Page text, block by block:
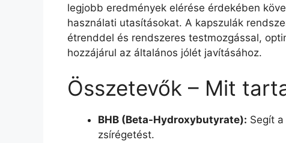
legjobb eredmények elérése érdekében
használati utasításokat. A kapszulák
étrenddel és rendszeres testmozgással,
hozzájárul az általános jólét javításához.
Összetevők – Mit
BHB (Beta-Hydroxybutyrate): Segít
zsírégetést.